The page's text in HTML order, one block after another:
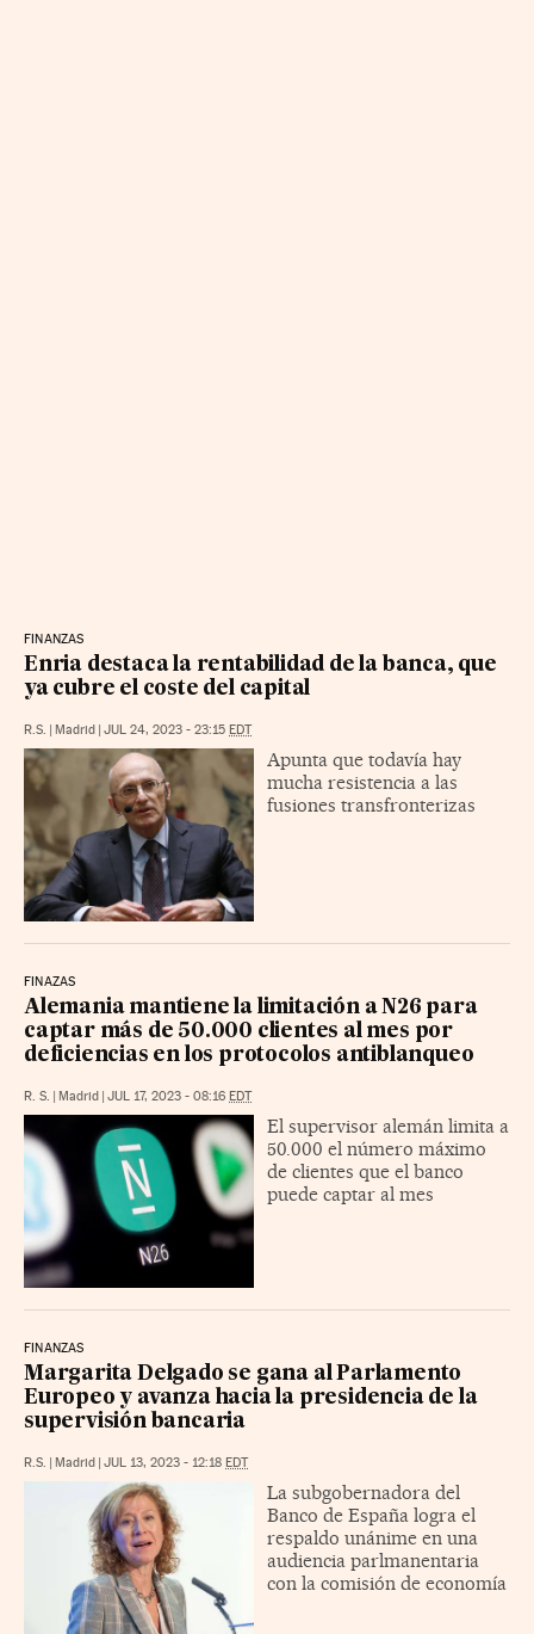
FINANZAS
Enria destaca la rentabilidad de la banca, que
ya cubre el coste del capital
R.S. | Madrid | JUL 24, 2023 - 23:15 EDT
Apunta que todavía hay
mucha resistencia a las
fusiones transfronterizas
FINAZAS
Alemania mantiene la limitación a N26 para
captar más de 50.000 clientes al mes por
deficiencias en los protocolos antiblanqueo
R. S. | Madrid | JUL 17, 2023 - 08:16 EDT
El supervisor alemán limita a
50.000 el número máximo
de clientes que el banco
puede captar al mes
FINANZAS
Margarita Delgado se gana al Parlamento
Europeo y avanza hacia la presidencia de la
supervisión bancaria
R.S. | Madrid | JUL 13, 2023 - 12:18 EDT
La subgobernadora del
Banco de España logra el
respaldo unánime en una
audiencia parlmanentaria
con la comisión de economía